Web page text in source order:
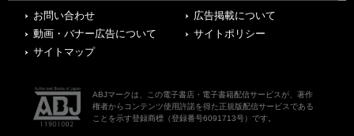
お問い合わせ
広告掲載について
動画・バナー広告について
サイトポリシー
サイトマップ
ABJマークは、この電子書店・電子書籍配信サービスが、著作
権者からコンテンツ使用許諾を得た正規版配信サービスである
ことを示す登録商標（登録番号6091713号）です。